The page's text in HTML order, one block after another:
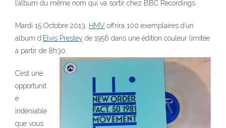
l’album du même nom qui va sortir chez BBC Recordings.
Mardi 15 Octobre 2013, HMV offrira 100 exemplaires d’un
album d’Elvis Presley de 1956 dans une édition couleur limitée
à partir de 8h30.
C’est une
opportunit
é
indéniable
que vous